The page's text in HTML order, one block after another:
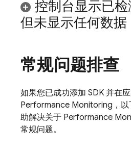
控制台显示已检
但未显示任何数据
常规问题排查
如果您已成功添加 SDK 并在
Performance Monitoring ，
助解决关于 Performance
常规问题。